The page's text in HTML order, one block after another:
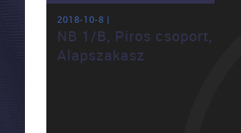
2018-10-8 |
NB 1/B, Piros csoport,
Alapszakasz